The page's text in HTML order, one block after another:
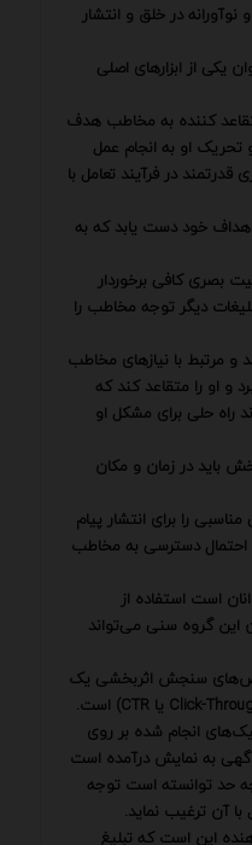
نوآورانه در خلق و انتشار
یکی از ابزارهای اصلی
کننده به مخاطب هدف
او به انجام عمل
در فرآیند تعامل با
اهداف خود دست یابد که به
بصری کافی برخوردار
دیگر توجه مخاطب را
و مرتبط با نیازهای مخاطب
و او را متقاعد کند که
راه حلی برای مشکل او
باید در زمان و مکان
را برای انتشار پیام
احتمال دسترسی به مخاطب
است استفاده از
این گروه سنی می‌تواند
سنجش اثربخشی یک
انجام شده بر روی
به نمایش درآمده است
حد توانسته است توجه
آن ترغیب نماید.
این است که تبلیغ